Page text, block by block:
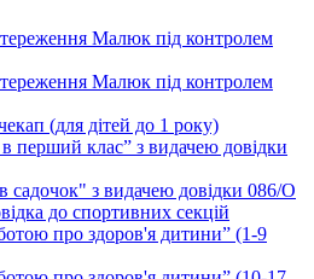
Малюк під контролем
Малюк під контролем
(для дітей до 1 року)
перший клас” з видачею довідки
садочок" з видачею довідки 086/О
до спортивних секцій
про здоров'я дитини” (1-9